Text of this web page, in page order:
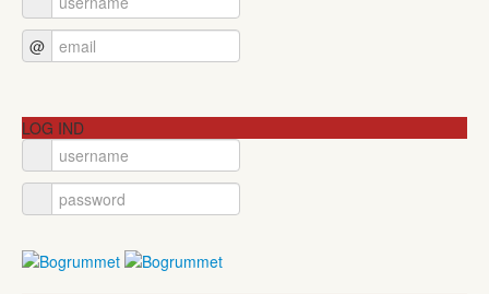
@
LOG IND